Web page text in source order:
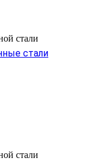
стали
стали
стали